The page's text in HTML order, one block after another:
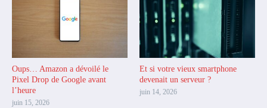
Oups… Amazon a dévoilé le
Pixel Drop de Google avant
l’heure
juin 15, 2026
Et si votre vieux smartphone
devenait un serveur ?
juin 14, 2026